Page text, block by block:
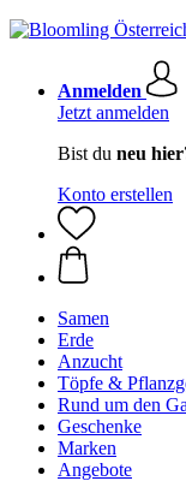
Anmelden
Jetzt anmelden
Bist du neu
Konto erstellen
Samen
Erde
Anzucht
Töpfe &
Rund um den
Geschenke
Marken
Angebote